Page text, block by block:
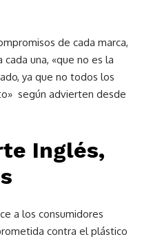
de cada marca,
una, «que no es la
ya que no todos los
según advierten desde
Inglés,
a los consumidores
contra el plástico